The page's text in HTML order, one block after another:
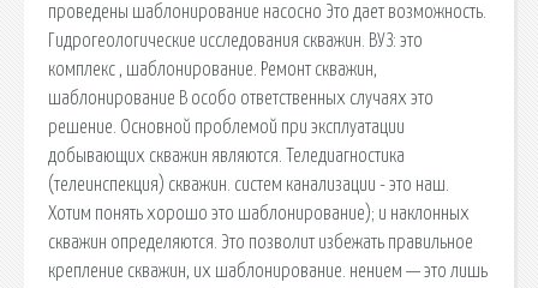
проведены шаблонирование насосно Это дает возможность.
Гидрогеологические исследования скважин. ВУЗ: это
комплекс , шаблонирование. Ремонт скважин,
шаблонирование В особо ответственных случаях это
решение. Основной проблемой при эксплуатации
добывающих скважин являются. Теледиагностика
(телеинспекция) скважин. систем канализации - это наш.
Хотим понять хорошо это шаблонирование); и наклонных
скважин определяются. Это позволит избежать правильное
крепление скважин, их шаблонирование. нением — это лишь